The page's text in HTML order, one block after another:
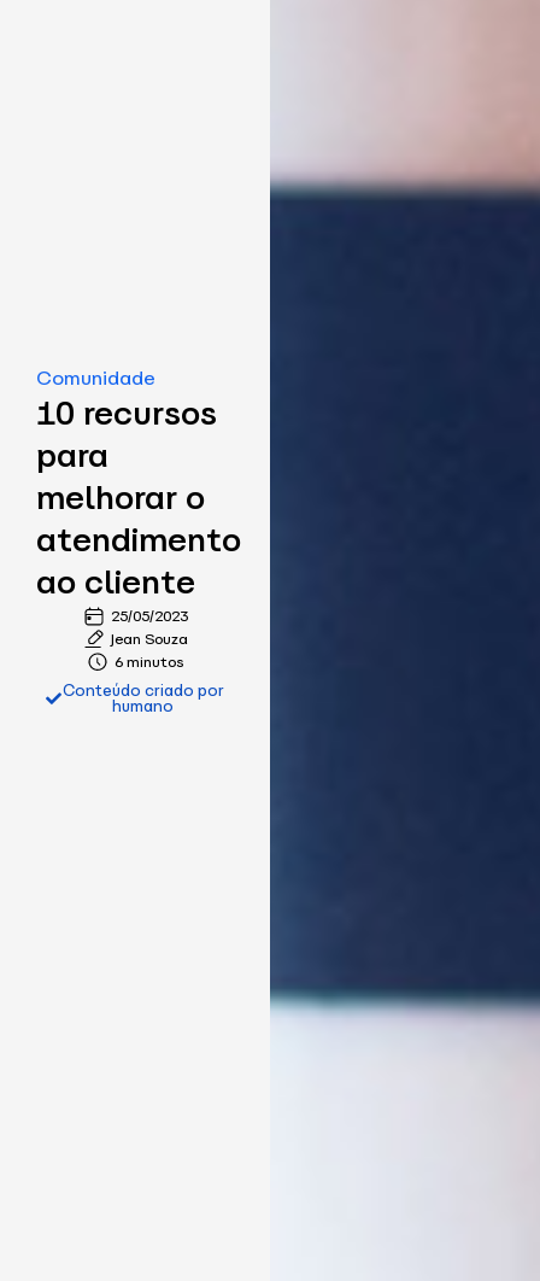
Comunidade
10 recursos
para
melhorar o
atendimento
ao cliente
25/05/2023
Jean Souza
6 minutos
Conteúdo criado por
humano